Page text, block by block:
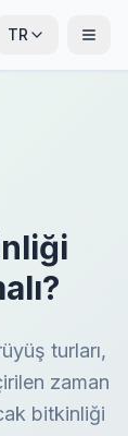
TR
turları,
zaman
bitkinliği